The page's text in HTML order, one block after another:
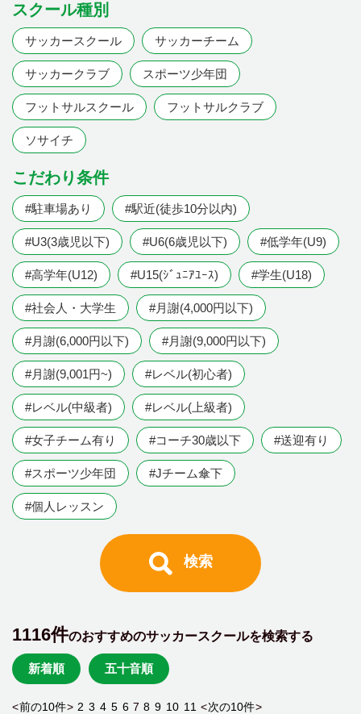
スクール種別
サッカースクール サッカーチーム
サッカークラブ スポーツ少年団
フットサルスクール フットサルクラブ
ソサイチ
こだわり条件
#駐車場あり #駅近(徒歩10分以内)
#U3(3歳児以下) #U6(6歳児以下) #低学年(U9)
#高学年(U12) #U15(ｼﾞｭﾆｱﾕｰｽ) #学生(U18)
#社会人・大学生 #月謝(4,000円以下)
#月謝(6,000円以下) #月謝(9,000円以下)
#月謝(9,001円~) #レベル(初心者)
#レベル(中級者) #レベル(上級者)
#女子チーム有り #コーチ30歳以下 #送迎有り
#スポーツ少年団 #Jチーム傘下
#個人レッスン
検索
1116件のおすすめのサッカースクールを検索する
新着順 五十音順
<前の10件> 2 3 4 5 6 7 8 9 10 11 <次の10件>